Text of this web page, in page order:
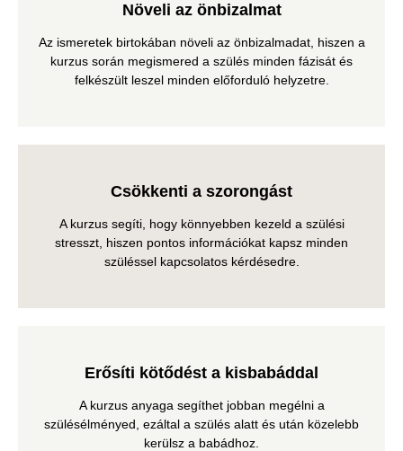
Növeli az önbizalmat
Az ismeretek birtokában növeli az önbizalmadat, hiszen a
kurzus során megismered a szülés minden fázisát és
felkészült leszel minden előforduló helyzetre.
Csökkenti a szorongást
A kurzus segíti, hogy könnyebben kezeld a szülési
stresszt, hiszen pontos információkat kapsz minden
szüléssel kapcsolatos kérdésedre.
Erősíti kötődést a kisbabáddal
A kurzus anyaga segíthet jobban megélni a
szülésélményed, ezáltal a szülés alatt és után közelebb
kerülsz a babádhoz.